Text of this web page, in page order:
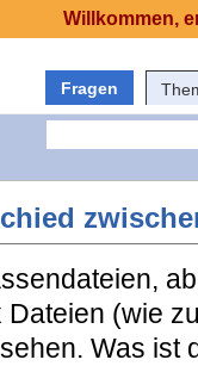
Fragen
Dateien (wie
Was ist
Willkommen,